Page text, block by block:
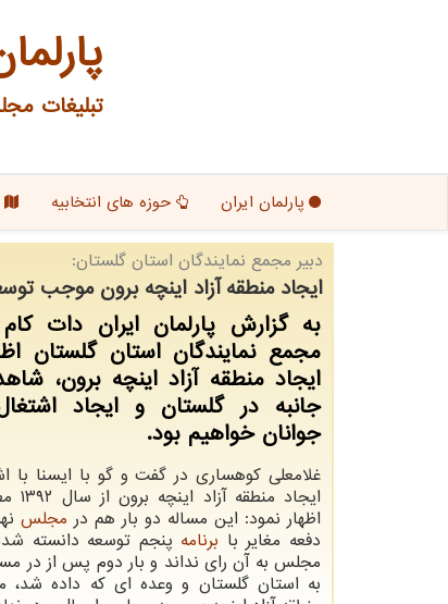
تبلیغات
پارلمان ایران حوزه های انتخابیه
دبیر مجمع نمایندگان استان گلستان:
ایجاد منطقه آزاد اینچه برون موجب
به گزارش پارلمان ایران دات
مجمع نمایندگان استان گلستان
ایجاد منطقه آزاد اینچه برون،
جانبه در گلستان و ایجاد
جوانان خواهیم بود.
غلامعلی کوهساری در گفت و گو با ایسنا با
ایجاد
اظهار نمود: این مساله دو بار هم در مجلس
دفعه مغایر با برنامه پنجم توسعه دانسته
مجلس به آن رای نداند و بار دوم پس از در
به استان گلستان و وعده ای که داده شد،